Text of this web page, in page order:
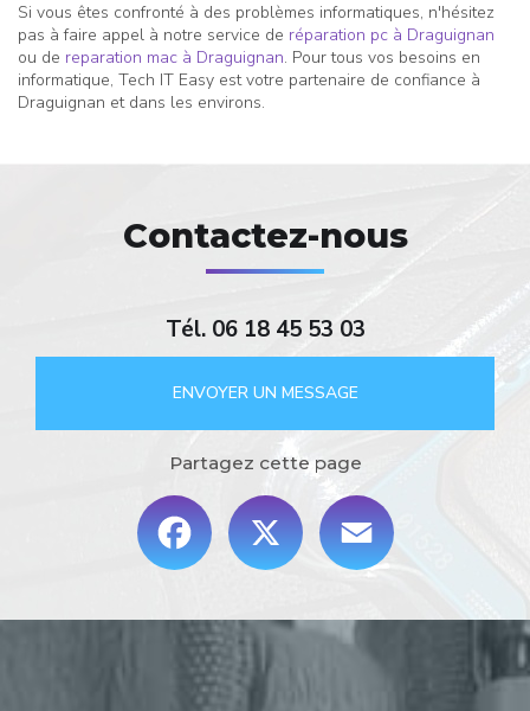
Si vous êtes confronté à des problèmes informatiques, n'hésitez
pas à faire appel à notre service de réparation pc à Draguignan
ou de reparation mac à Draguignan. Pour tous vos besoins en
informatique, Tech IT Easy est votre partenaire de confiance à
Draguignan et dans les environs.
Contactez-nous
Tél. 06 18 45 53 03
ENVOYER UN MESSAGE
Partagez cette page
Facebook